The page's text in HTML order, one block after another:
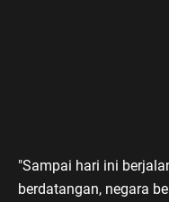
"Sampai hari ini
berdatangan, negara